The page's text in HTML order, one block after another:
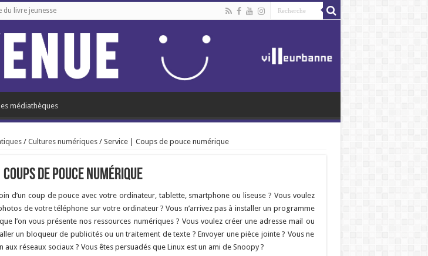
du livre jeunesse
médiathèques
/ Cultures numériques / Service | Coups de pouce numérique
de pouce numérique
d’un coup de pouce avec votre ordinateur, tablette, smartphone ou liseuse ? Vous voulez
de votre téléphone sur votre ordinateur ? Vous n’arrivez pas à installer un programme
l’on vous présente nos ressources numériques ? Vous voulez créer une adresse mail ou
un bloqueur de publicités ou un traitement de texte ? Envoyer une pièce jointe ? Vous ne
aux réseaux sociaux ? Vous êtes persuadés que Linux est un ami de Snoopy ?